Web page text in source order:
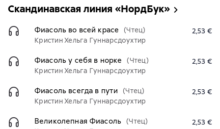
Скандинавская линия «НордБук»
Фиасоль во всей красе
(Чтец)
Кристин Хельга Гуннарсдоухтир
2,53 €
Фиасоль у себя в норке
(Чтец)
Кристин Хельга Гуннарсдоухтир
2,53 €
Фиасоль всегда в пути
(Чтец)
Кристин Хельга Гуннарсдоухтир
2,53 €
Великолепная Фиасоль
(Чтец)
2,53 €